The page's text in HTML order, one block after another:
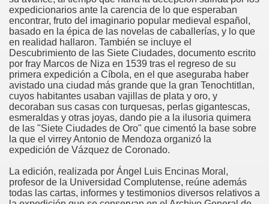
expedicionarios ante la carencia de lo que esperaban
encontrar, fruto del imaginario popular medieval español,
basado en la épica de las novelas de caballerías, y lo que
en realidad hallaron. También se incluye el
Descubrimiento de las Siete Ciudades, documento escrito
por fray Marcos de Niza en 1539 tras el regreso de su
primera expedición a Cíbola, en el que aseguraba haber
avistado una ciudad más grande que la gran Tenochtitlan,
cuyos habitantes usaban vajillas de plata y oro, y
decoraban sus casas con turquesas, perlas gigantescas,
esmeraldas y otras joyas, dando pie a la ilusoria quimera
de las "Siete Ciudades de Oro" que cimentó la base sobre
la que el virrey Antonio de Mendoza organizó la
expedición de Vázquez de Coronado.
La edición, realizada por Ángel Luis Encinas Moral,
profesor de la Universidad Complutense, reúne además
todas las cartas, informes y testimonios diversos relativos a